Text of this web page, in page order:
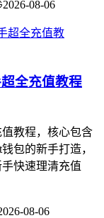
2026-08-06
全充值教程
值教程，核心包含
包的新手打造，
快速理清充值
08-06